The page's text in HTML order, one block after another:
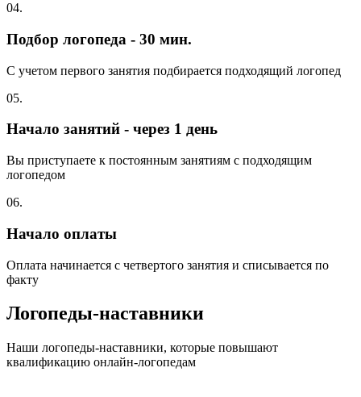
04.
Подбор логопеда - 30 мин.
С учетом первого занятия подбирается подходящий логопед
05.
Начало занятий - через 1 день
Вы приступаете к постоянным занятиям с подходящим
логопедом
06.
Начало оплаты
Оплата начинается с четвертого занятия и списывается по
факту
Логопеды-наставники
Наши логопеды-наставники, которые повышают
квалификацию онлайн-логопедам